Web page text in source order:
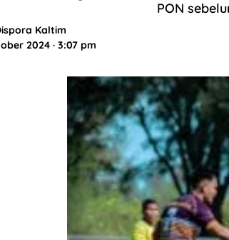
PON
Kaltim
2024 · 3:07 pm